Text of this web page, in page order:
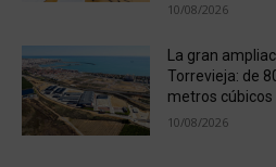
10/08/2026
La gran
Torrevieja: de
metros cúbicos
10/08/2026